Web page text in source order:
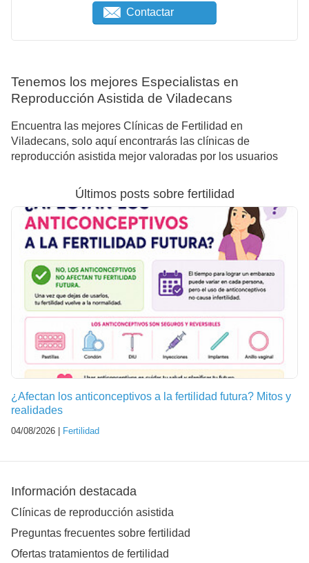
Contactar
Tenemos los mejores Especialistas en
Reproducción Asistida de Viladecans
Encuentra las mejores Clínicas de Fertilidad en
Viladecans, solo aquí encontrarás las clínicas de
reproducción asistida mejor valoradas por los usuarios
Últimos posts sobre fertilidad
¿Afectan los anticonceptivos a la fertilidad futura? Mitos y
realidades
04/08/2026 | Fertilidad
Información destacada
Clínicas de reproducción asistida
Preguntas frecuentes sobre fertilidad
Ofertas tratamientos de fertilidad